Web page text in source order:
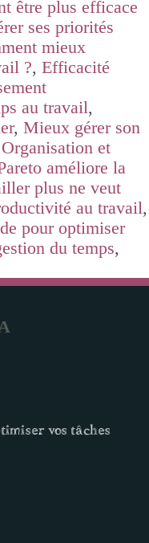
être plus efficace
ses priorités
mieux
?, Efficacité
au travail,
, Mieux gérer son
Organisation et
améliore la
plus ne veut
au travail,
pour optimiser
du temps,
vos tâches